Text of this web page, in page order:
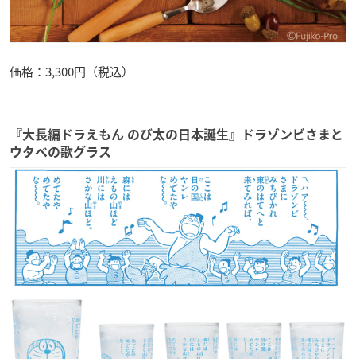
価格：3,300円（税込）
『大長編ドラえもん のび太の日本誕生』ドラゾンビさまと
ウタベの歌グラス